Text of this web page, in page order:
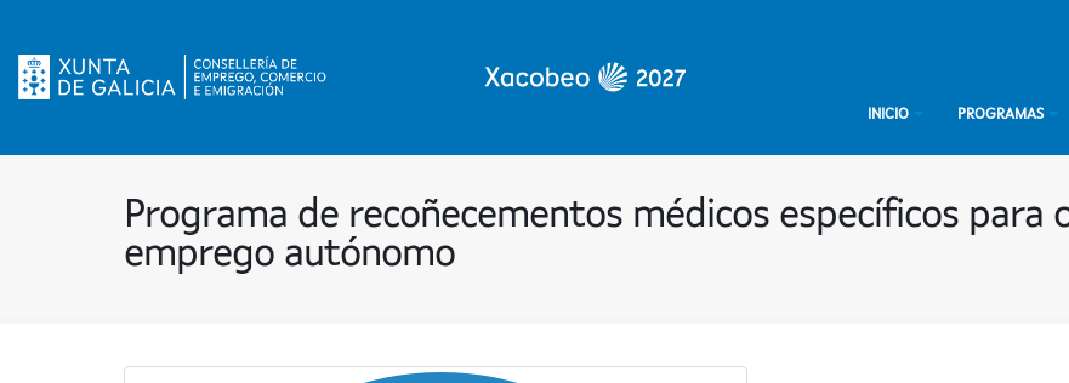
INICIO PROGRAMAS
Programa de recoñecementos médicos específicos para
emprego autónomo